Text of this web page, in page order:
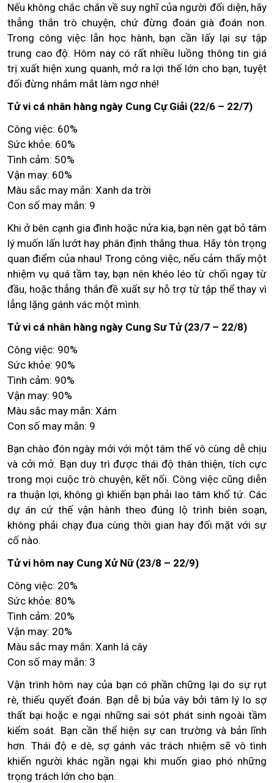
Nếu không chắc chắn về suy nghĩ của người đối diện, hãy
thẳng thắn trò chuyện, chứ đừng đoán già đoán non.
Trong công việc lẫn học hành, bạn cần lấy lại sự tập
trung cao độ. Hôm nay có rất nhiều luồng thông tin giá
trị xuất hiện xung quanh, mở ra lợi thế lớn cho bạn, tuyệt
đối đừng nhắm mắt làm ngơ nhé!
Tử vi cá nhân hàng ngày Cung Cự Giải (22/6 – 22/7)
Công việc: 60%
Sức khỏe: 60%
Tình cảm: 50%
Vận may: 60%
Màu sắc may mắn: Xanh da trời
Con số may mắn: 9
Khi ở bên cạnh gia đình hoặc nửa kia, bạn nên gạt bỏ tâm
lý muốn lấn lướt hay phân định thắng thua. Hãy tôn trọng
quan điểm của nhau! Trong công việc, nếu cảm thấy một
nhiệm vụ quá tầm tay, bạn nên khéo léo từ chối ngay từ
đầu, hoặc thẳng thắn đề xuất sự hỗ trợ từ tập thể thay vì
lẳng lặng gánh vác một mình.
Tử vi cá nhân hàng ngày Cung Sư Tử (23/7 – 22/8)
Công việc: 90%
Sức khỏe: 90%
Tình cảm: 90%
Vận may: 90%
Màu sắc may mắn: Xám
Con số may mắn: 9
Bạn chào đón ngày mới với một tâm thế vô cùng dễ chịu
và cởi mở. Bạn duy trì được thái độ thân thiện, tích cực
trong mọi cuộc trò chuyện, kết nối. Công việc cũng diễn
ra thuận lợi, không gì khiến bạn phải lao tâm khổ tứ. Các
dự án cứ thế vận hành theo đúng lộ trình biên soạn,
không phải chạy đua cùng thời gian hay đối mặt với sự
cố nào.
Tử vi hôm nay Cung Xử Nữ (23/8 – 22/9)
Công việc: 20%
Sức khỏe: 80%
Tình cảm: 20%
Vận may: 20%
Màu sắc may mắn: Xanh lá cây
Con số may mắn: 3
Vận trình hôm nay của bạn có phần chững lại do sự rụt
rè, thiếu quyết đoán. Bạn dễ bị bủa vây bởi tâm lý lo sợ
thất bại hoặc e ngại những sai sót phát sinh ngoài tầm
kiểm soát. Bạn cần thể hiện sự can trường và bản lĩnh
hơn. Thái độ e dè, sợ gánh vác trách nhiệm sẽ vô tình
khiến người khác ngần ngại khi muốn giao phó những
trọng trách lớn cho bạn.